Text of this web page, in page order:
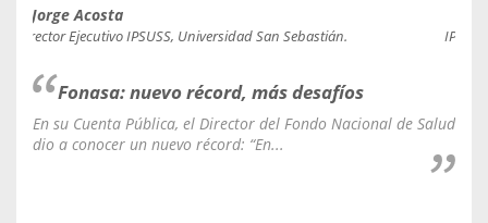
Jorge Acosta
Director Ejecutivo IPSUSS, Universidad San Sebastián.
Fonasa: nuevo récord, más desafíos
En su Cuenta Pública, el Director del Fondo Nacional de Salud
dio a conocer un nuevo récord: “En...